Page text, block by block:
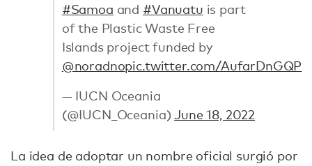
#Samoa and #Vanuatu is part
of the Plastic Waste Free
Islands project funded by
@noradnopic.twitter.com/AufarDnGQP
— IUCN Oceania
(@IUCN_Oceania)June 18, 2022
La idea de adoptar un nombre oficial surgió por